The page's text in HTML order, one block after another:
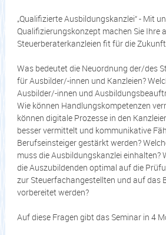
„Qualifizierte Ausbildungskanzlei“ - Mit
Qualifizierungskonzept machen Sie Ihre
Steuerberaterkanzleien fit für die
Was bedeutet die Neuordnung der/des
für Ausbilder/-innen und Kanzleien?
Ausbilder/-innen und
Wie können Handlungskompetenzen
können digitale Prozesse in den
besser vermittelt und kommunikative
Berufseinsteiger gestärkt werden?
muss die Ausbildungskanzlei einhalten?
die Auszubildenden optimal auf die
zur Steuerfachangestellten und auf das
vorbereitet werden?
Auf diese Fragen gibt das Seminar in 4